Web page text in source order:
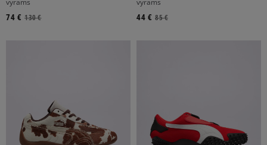
130 €
74 €
85 €
44 €